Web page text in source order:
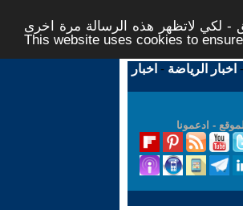
- لكي لاتظهر هذه الرسالة مرة اخرى -
This website uses cookies to
- اخبار الرياضة - اخبار
- ادعمونا